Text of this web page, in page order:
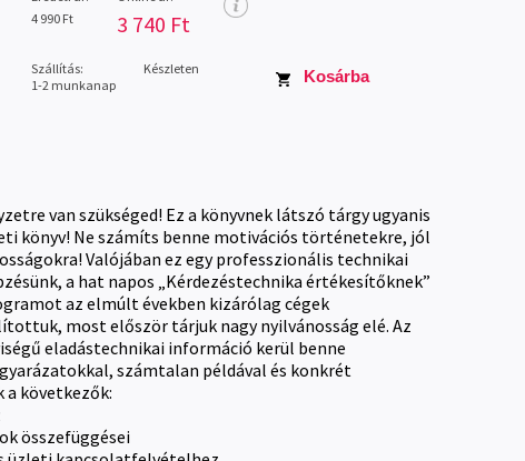
4 990 Ft
3 740 Ft
Szállítás:
1-2 munkanap
Készleten Kosárba
van szükséged! Ez a könyvnek látszó tárgy ugyanis
könyv! Ne számíts benne motivációs történetekre, jól
Valójában ez egy professzionális technikai
a hat napos „Kérdezéstechnika értékesítőknek”
az elmúlt években kizárólag cégek
most először tárjuk nagy nyilvánosság elé. Az
eladástechnikai információ kerül benne
számtalan példával és konkrét
következők:
összefüggései